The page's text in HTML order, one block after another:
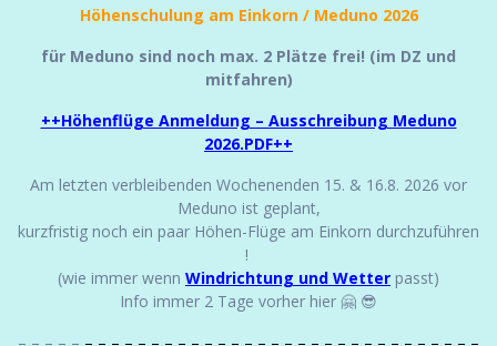
Höhenschulung am Einkorn / Meduno 2026
für Meduno sind noch max. 2 Plätze frei! (im DZ und
mitfahren)
++Höhenflüge Anmeldung – Ausschreibung Meduno
2026.PDF++
Am letzten verbleibenden Wochenenden 15. & 16.8. 2026 vor
Meduno ist geplant,
kurzfristig noch ein paar Höhen-Flüge am Einkorn durchzuführen
!
(wie immer wenn Windrichtung und Wetter passt)
Info immer 2 Tage vorher hier 🤗 😎
– – – – – – – – – – – – – – – – – – – – – – – – – – – – – – – – – – –